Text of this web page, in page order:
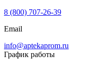
8 (800) 707-26-39
Email
info@aptekaprom.ru
График работы